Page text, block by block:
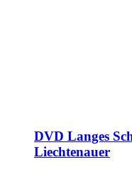
DVD Langes
Liechtenauer